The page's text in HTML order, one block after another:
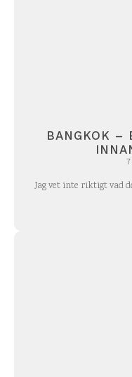
BANGKOK –
Jag vet inte riktigt vad